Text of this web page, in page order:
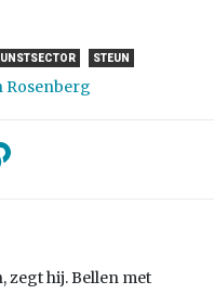
STEUN
Rosenberg
zegt hij. Bellen met